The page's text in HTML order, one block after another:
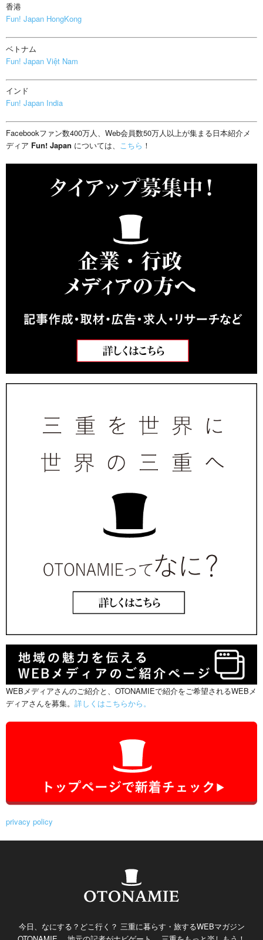
香港
Fun! Japan HongKong
ベトナム
Fun! Japan Việt Nam
インド
Fun! Japan India
Facebookファン数400万人、Web会員数50万人以上が集まる日本紹介メ
ディア Fun! Japan については、 こちら ！
WEBメディアさんのご紹介と、OTONAMIEで紹介をご希望されるWEBメ
ディアさんを募集。 詳しくはこちらから。
privacy policy
今日、なにする？どこ行く？ 三重に暮らす・旅するWEBマガジン